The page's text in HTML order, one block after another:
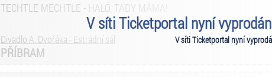
V síti Ticketportal nyní
V síti Ticketportal nyní
TECHTLE MECHTLE - HALÓ, TADY MÁMA!
Divadlo A. Dvořáka - Estrádní sál
PŘÍBRAM